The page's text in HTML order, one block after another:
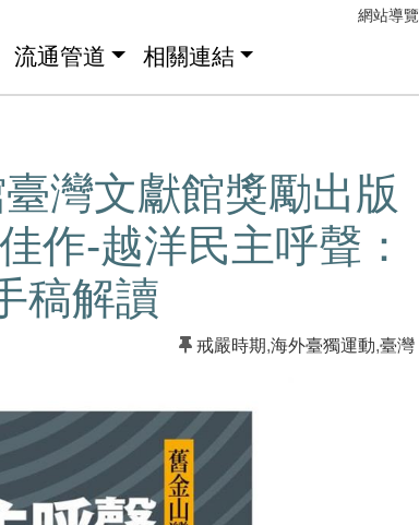
網站導覽
流通管道 相關連結
灣文獻館獎勵出版
作-越洋民主呼聲：
稿解讀
戒嚴時期,海外臺獨運動,臺灣